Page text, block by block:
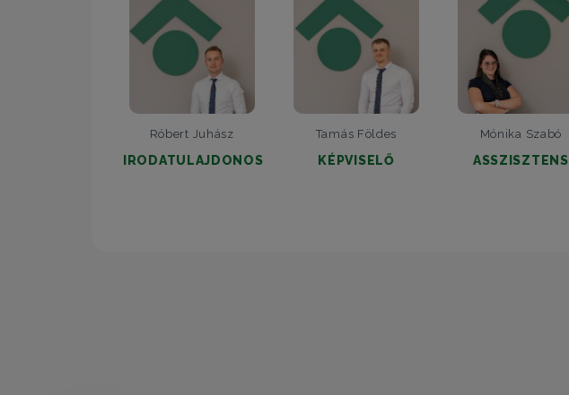
Róbert Juhász
IRODATULAJDONOS
Tamás Földes
KÉPVISELŐ
Mónika Szabó
ASSZISZTENS